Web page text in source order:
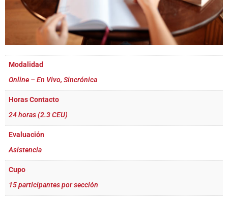
Modalidad
Online – En Vivo, Sincrónica
Horas Contacto
24 horas (2.3 CEU)
Evaluación
Asistencia
Cupo
15 participantes por sección